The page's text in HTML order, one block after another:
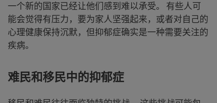
一个新的国家已经让他们感到难以承受。 有些人可
能会觉得有压力，要为家人坚强起来，或者对自己的
心理健康保持沉默，但抑郁症确实是一种需要关注的
疾病。
难民和移民中的抑郁症